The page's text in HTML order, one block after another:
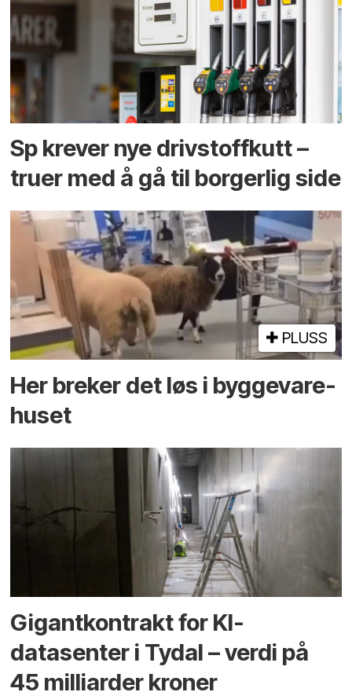
Sp krever nye drivstoffkutt –
truer med å gå til borgerlig side
PLUSS
Her breker det løs i bygge­vare­
huset
Gigantkontrakt for KI-
datasenter i Tydal – verdi på
45 milliarder kroner